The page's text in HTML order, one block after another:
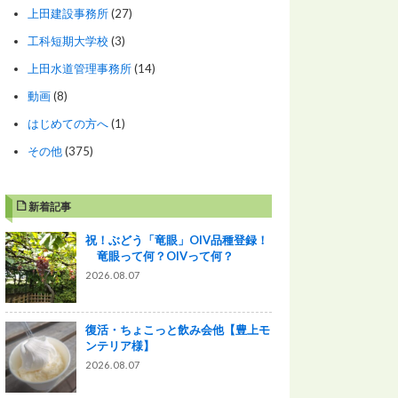
上田建設事務所(27)
工科短期大学校 (3)
上田水道管理事務所(14)
動画(8)
はじめての方へ(1)
その他(375)
新着記事
祝！ぶどう「竜眼」OIV品種登録！
竜眼って何？OIVって何？
2026.08.07
復活・ちょこっと飲み会他【豊上モ
ンテリア様】
2026.08.07